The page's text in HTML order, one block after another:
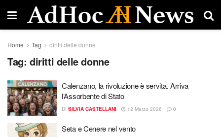
Home Tag diritti delle donne
Tag: diritti delle donne
Calenzano, la rivoluzione è servita. Arriva
l’Assorbente di Stato
DI SILVIA CASTELLANI 12 Marzo 2026 0
Seta e Cenere nel vento